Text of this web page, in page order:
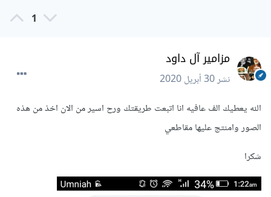
1
مزامير آل داود
نشر30 أبريل 2020
الله يعطيك الف عافيه انا اتبعت طريقتك ورح اسير من الان اخذ من هذه
الصور وامنتج عليها مقاطعي
شكرا